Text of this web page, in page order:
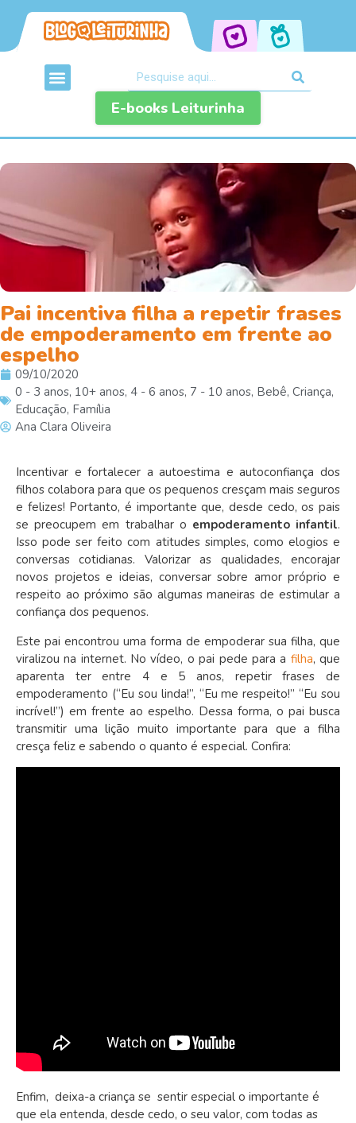
E-books Leiturinha
Pai incentiva filha a repetir frases
de empoderamento em frente ao
espelho
09/10/2020
0 - 3 anos, 10+ anos, 4 - 6 anos, 7 - 10 anos, Bebê, Criança,
Educação, Família
Ana Clara Oliveira
Incentivar e fortalecer a autoestima e autoconfiança dos
filhos colabora para que os pequenos cresçam mais seguros
e felizes! Portanto, é importante que, desde cedo, os pais
se preocupem em trabalhar o empoderamento infantil.
Isso pode ser feito com atitudes simples, como elogios e
conversas cotidianas. Valorizar as qualidades, encorajar
novos projetos e ideias, conversar sobre amor próprio e
respeito ao próximo são algumas maneiras de estimular a
confiança dos pequenos.
Este pai encontrou uma forma de empoderar sua filha, que
viralizou na internet. No vídeo, o pai pede para a filha, que
aparenta ter entre 4 e 5 anos, repetir frases de
empoderamento (“Eu sou linda!”, “Eu me respeito!” “Eu sou
incrível!”) em frente ao espelho. Dessa forma, o pai busca
transmitir uma lição muito importante para que a filha
cresça feliz e sabendo o quanto é especial. Confira:
Enfim, deixa-a criança se sentir especial o importante é
que ela entenda, desde cedo, o seu valor, com todas as